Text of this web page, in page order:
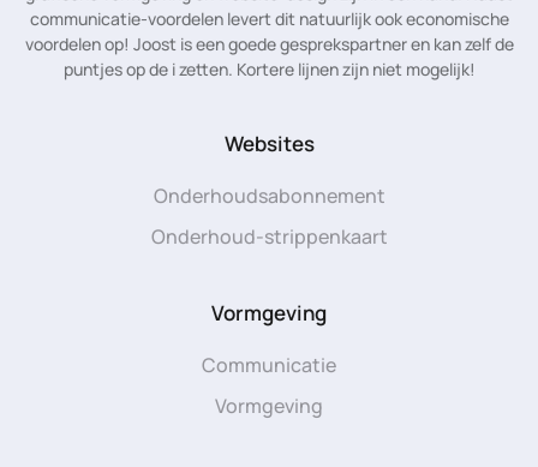
communicatie-voordelen levert dit natuurlijk ook economische
voordelen op! Joost is een goede gesprekspartner en kan zelf de
puntjes op de i zetten. Kortere lijnen zijn niet mogelijk!
Websites
Onderhoudsabonnement
Onderhoud-strippenkaart
Vormgeving
Communicatie
Vormgeving